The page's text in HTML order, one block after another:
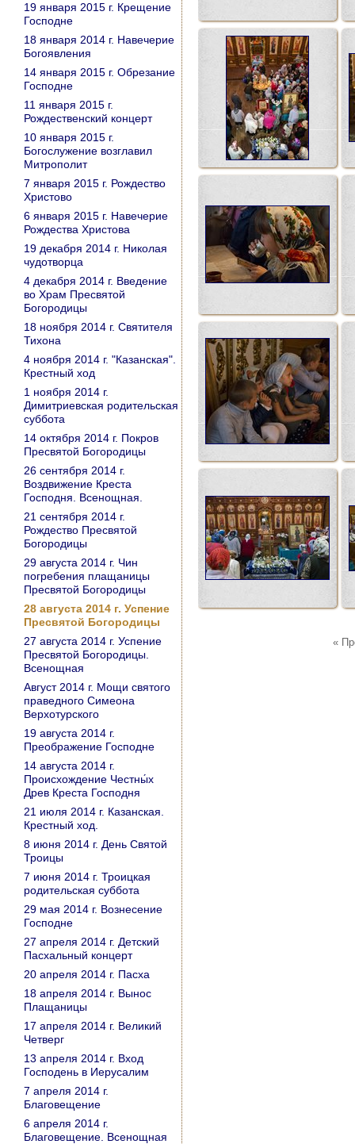
«
19 января 2015 г. Крещение
Господне
18 января 2014 г. Навечерие
Богоявления
14 января 2015 г. Обрезание
Господне
11 января 2015 г.
Рождественский концерт
10 января 2015 г.
Богослужение возглавил
Митрополит
7 января 2015 г. Рождество
Христово
6 января 2015 г. Навечерие
Рождества Христова
19 декабря 2014 г. Николая
чудотворца
4 декабря 2014 г. Введение
во Храм Пресвятой
Богородицы
18 ноября 2014 г. Святителя
Тихона
4 ноября 2014 г. "Казанская".
Крестный ход
1 ноября 2014 г.
Димитриевская родительская
суббота
14 октября 2014 г. Покров
Пресвятой Богородицы
26 сентября 2014 г.
Воздвижение Креста
Господня. Всенощная.
21 сентября 2014 г.
Рождество Пресвятой
Богородицы
29 августа 2014 г. Чин
погребения плащаницы
Пресвятой Богородицы
28 августа 2014 г. Успение
Пресвятой Богородицы
27 августа 2014 г. Успение
Пресвятой Богородицы.
Всенощная
Август 2014 г. Мощи святого
праведного Симеона
Верхотурского
19 августа 2014 г.
Преображение Господне
14 августа 2014 г.
Происхождение Честны́х
Древ Креста Господня
21 июля 2014 г. Казанская.
Крестный ход.
8 июня 2014 г. День Святой
Троицы
7 июня 2014 г. Троицкая
родительская суббота
29 мая 2014 г. Вознесение
Господне
27 апреля 2014 г. Детский
Пасхальный концерт
20 апреля 2014 г. Пасха
18 апреля 2014 г. Вынос
Плащаницы
17 апреля 2014 г. Великий
Четверг
13 апреля 2014 г. Вход
Господень в Иерусалим
7 апреля 2014 г.
Благовещение
6 апреля 2014 г.
Благовещение. Всенощная